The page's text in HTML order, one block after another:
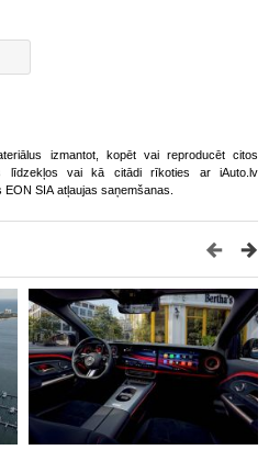
izmantot, kopēt vai reproducēt citos
līdzekļos vai kā citādi rīkoties ar iAuto.lv
SIA atļaujas saņemšanas.